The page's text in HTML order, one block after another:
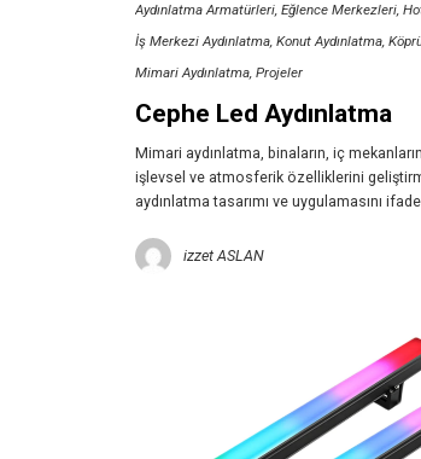
Aydınlatma Armatürleri Eğlence Merkezleri
İş Merkezi Aydınlatma Konut Aydınlatma
Mimari Aydınlatma Projeler
Cephe Led Aydınlatma
Mimari aydınlatma, binaların, iç
işlevsel ve atmosferik özelliklerini
aydınlatma tasarımı ve uygulamasını
izzet ASLAN